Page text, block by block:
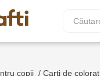
copii / Carți de